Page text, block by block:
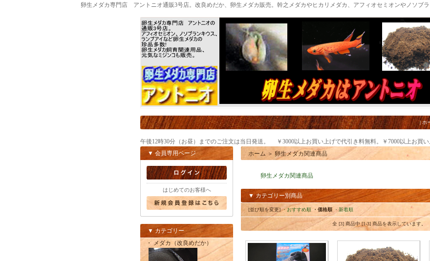
卵生メダカ専門店 アントニオ通販3号店。改良めだか、卵生メダカ販売。幹之メダカやヒカリメダカ、アフィオセミオンやノソブ
|ホ
午後12時30分（お昼）までのご注文は当日発送。 ￥3000以上お買い上げで代引き料無料。￥7000以上お買い
▼ 会員専用ページ
はじめてのお客様へ
▼ カテゴリー
・ メダカ（改良めだか）
ホーム ＞ 卵生メダカ関連商品
卵生メダカ関連商品
▼ カテゴリー別商品
[並び順を変更]・おすすめ順 ・価格順 ・新着順
全 [3] 商品中 [1-3] 商品を表示しています。